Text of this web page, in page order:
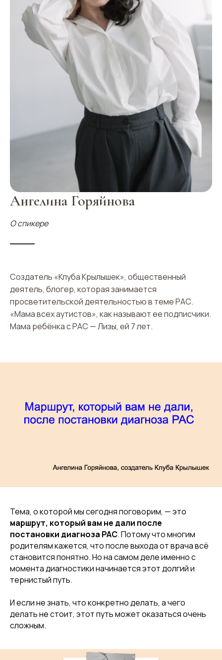
Ангелина Горяйнова
О спикере
Создатель «Клуба Крылышек», общественный
деятель, блогер, которая занимается
просветительской деятельностью в теме РАС.
«Мама всех аутистов», как называют ее подписчики.
Мама ребёнка с РАС — Лизы, ей 7 лет.
Тема, о которой мы сегодня поговорим, — это
маршрут, который вам не дали после
постановки диагноза РАС. Потому что многим
родителям кажется, что после выхода от врача всё
становится понятно. Но на самом деле именно с
момента диагностики начинается этот долгий и
тернистый путь.
И если не знать, что конкретно делать, а чего
делать не стоит, этот путь может оказаться очень
сложным.